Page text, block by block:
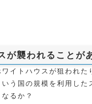
が襲われることが
イトハウスが狙われ
う国の規模を利用し
るか？